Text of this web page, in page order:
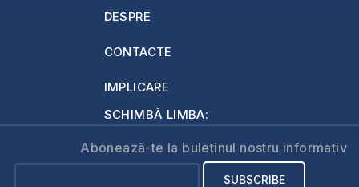
DESPRE
CONTACTE
IMPLICARE
SCHIMBĂ LIMBA:
Abonează-te la buletinul nostru informativ